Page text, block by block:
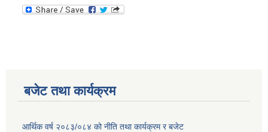
बजेट तथा कार्यक्रम
आर्थिक वर्ष २०८३/०८४ को नीति तथा कार्यक्रम र बजेट